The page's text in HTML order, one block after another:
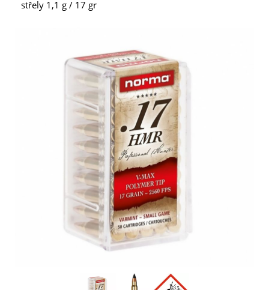
střely 1,1 g / 17 gr